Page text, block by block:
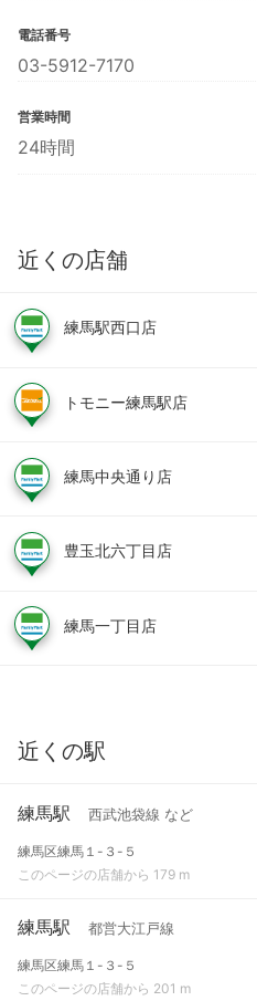
電話番号
03-5912-7170
営業時間
24時間
近くの店舗
練馬駅西口店
トモニー練馬駅店
練馬中央通り店
豊玉北六丁目店
練馬一丁目店
近くの駅
練馬駅 西武池袋線 など
練馬区練馬１-３-５
このページの店舗から 179 m
練馬駅 都営大江戸線
練馬区練馬１-３-５
このページの店舗から 201 m